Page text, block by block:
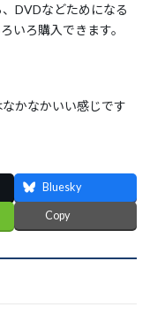
DVDなどためになる
いろ購入できます。
かなかいい感じです
Bluesky
Copy